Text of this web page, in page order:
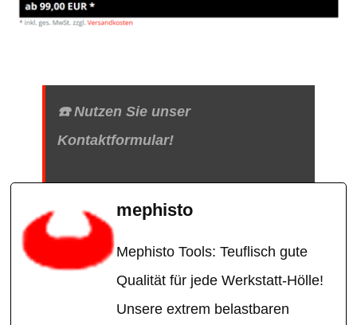
☎️ Nutzen Sie unser
Kontaktformular!
mephisto
Mephisto Tools: Teuflisch gute
Qualität für jede Werkstatt-Hölle!
Unsere extrem belastbaren